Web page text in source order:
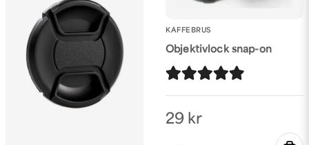
KAFFEBRUS
Objektivlock snap-on
29 kr